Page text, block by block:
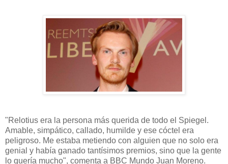
"Relotius era la persona más querida de todo el Spiegel.
Amable, simpático, callado, humilde y ese cóctel era
peligroso. Me estaba metiendo con alguien que no solo era
genial y había ganado tantísimos premios, sino que la gente
lo quería mucho", comenta a BBC Mundo Juan Moreno.